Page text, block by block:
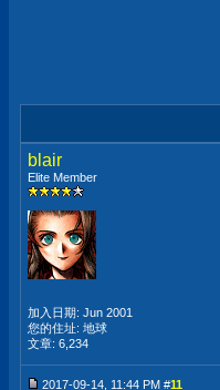
blair
Elite Member
加入日期: Jun 2001
您的住址: 地球
文章: 6,234
2017-09-14, 11:44 PM #11